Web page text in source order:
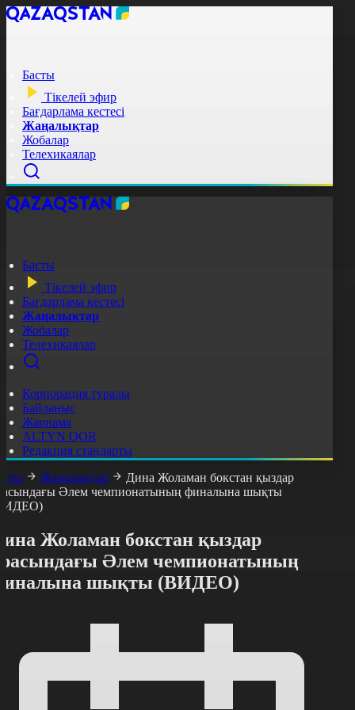
Басты
Тікелей эфир
Бағдарлама кестесі
Жаңалықтар
Жобалар
Телехикаялар
Басты
Тікелей эфир
Бағдарлама кестесі
Жаңалықтар
Жобалар
Телехикаялар
Корпорация туралы
Байланыс
Жарнама
ALTYN QOR
Редакция стандарты
Жаңалықтар
Дина Жоламан бокстан қыздар
Әлем чемпионатының финалына шықты
Жоламан бокстан қыздар
Әлем чемпионатының
шықты (ВИДЕО)